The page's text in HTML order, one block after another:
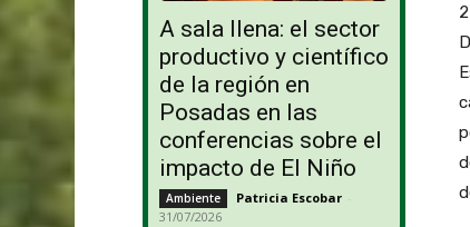
A sala llena: el sector
productivo y científico
de la región en
Posadas en las
conferencias sobre el
impacto de El Niño
Ambiente Patricia Escobar -
31/07/2026